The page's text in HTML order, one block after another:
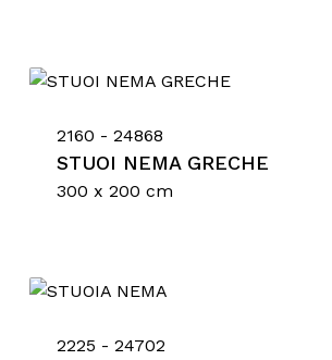
carrello.
2160 - 24868
STUOI NEMA GRECHE
300 x 200 cm
2225 - 24702